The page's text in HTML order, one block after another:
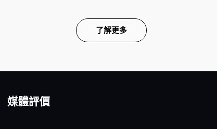
了解更多
媒體評價